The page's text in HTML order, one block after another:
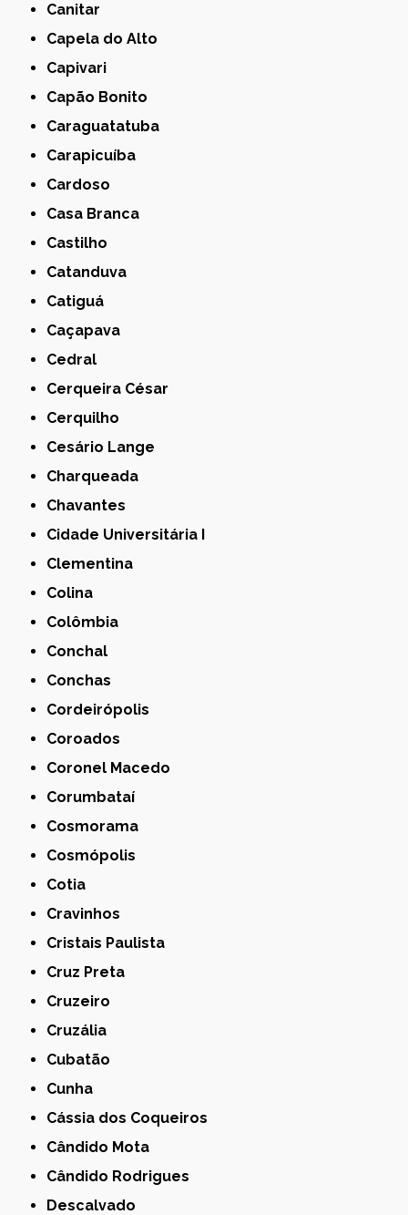
Canitar
Capela do Alto
Capivari
Capão Bonito
Caraguatatuba
Carapicuíba
Cardoso
Casa Branca
Castilho
Catanduva
Catiguá
Caçapava
Cedral
Cerqueira César
Cerquilho
Cesário Lange
Charqueada
Chavantes
Cidade Universitária I
Clementina
Colina
Colômbia
Conchal
Conchas
Cordeirópolis
Coroados
Coronel Macedo
Corumbataí
Cosmorama
Cosmópolis
Cotia
Cravinhos
Cristais Paulista
Cruz Preta
Cruzeiro
Cruzália
Cubatão
Cunha
Cássia dos Coqueiros
Cândido Mota
Cândido Rodrigues
Descalvado